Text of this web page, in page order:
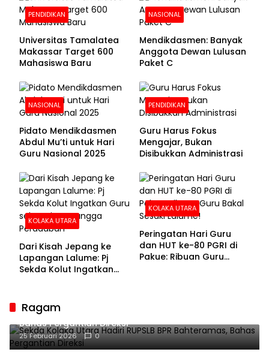
PENDIDIKAN
Universitas Tamalatea
Makassar Target 600
Mahasiswa Baru
NASIONAL
Mendikdasmen: Banyak
Anggota Dewan Lulusan
Paket C
NASIONAL
Pidato Mendikdasmen
Abdul Mu’ti untuk Hari
Guru Nasional 2025
PENDIDIKAN
Guru Harus Fokus
Mengajar, Bukan
Disibukkan Administrasi
KOLAKA UTARA
Dari Kisah Jepang ke
Lapangan Lalume: Pj
Sekda Kolut Ingatkan
KOLAKA UTARA
Peringatan Hari Guru
dan HUT ke-80 PGRI di
Pakue: Ribuan Guru
Ragam
Sekda Kolaka Utara Hadiri RUPSLB BPR Bahteramas,
Bahas Pergantian Direksi
25 Februari 2026 0